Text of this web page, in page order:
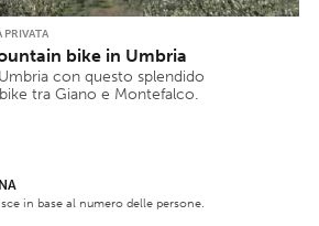
PRIVATA
bike in Umbria
con questo splendido
tra Giano e Montefalco.
in base al numero delle persone.